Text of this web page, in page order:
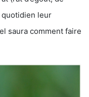
quotidien leur
saura comment faire